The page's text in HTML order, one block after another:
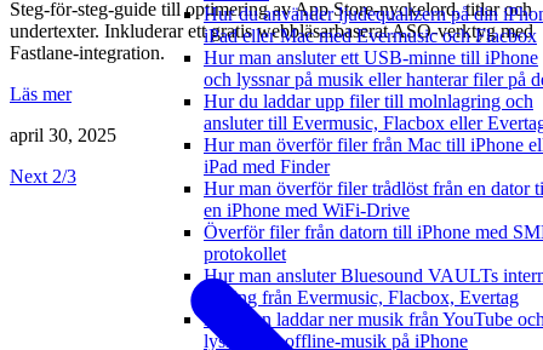
Hur du använder ljudequalizern på din
iPad eller Mac med Evermusic och Flacbox
Hur man ansluter ett USB-minne till iPhone
och lyssnar på musik eller hanterar filer på
Hur du laddar upp filer till molnlagring och
ansluter till Evermusic, Flacbox eller
Hur man överför filer från Mac till iPhone
iPad med Finder
Hur man överför filer trådlöst från en dator
en iPhone med WiFi-Drive
Överför filer från datorn till iPhone med
protokollet
Hur man ansluter Bluesound VAULTs
lagring från Evermusic, Flacbox, Evertag
Hur man laddar ner musik från YouTube
lyssnar på offline-musik på iPhone
Steg-för-steg-guide till optimering av App Store-nyckelord, titlar och
undertexter. Inkluderar ett gratis webbläsarbaserat ASO-verktyg med
Fastlane-integration.
Läs mer
april 30, 2025
Next 2/3